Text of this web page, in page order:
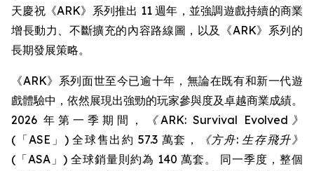
天慶祝《ARK》系列推出 11 週年，並強調遊戲持續的商業
增長動力、不斷擴充的內容路線圖，以及《ARK》系列的
長期發展策略。
《ARK》系列面世至今已逾十年，無論在既有和新一代遊
戲體驗中，依然展現出強勁的玩家參與度及卓越商業成績。
2026 年第一季期間，
《ARK: Survival Evolved》
(「ASE」) 全球售出約 57.3 萬套，
《方舟: 生存飛升》
(「ASA」) 全球銷量則約為 140 萬套。 同一季度，整個